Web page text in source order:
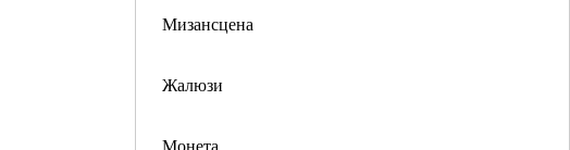
Мизансцена
Жалюзи
Монета